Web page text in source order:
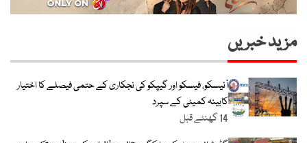
مزید خبریں
آئیسکو، فیسکو اور گیپکو کی نجکاری کے حتمی فیصلے کا اختیار
کابینہ کمیٹی کے سپرد
14 گھنٹے قبل